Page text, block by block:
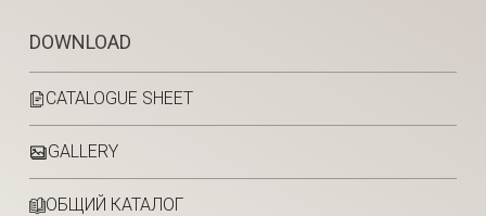
DOWNLOAD
CATALOGUE SHEET
GALLERY
ОБЩИЙ КАТАЛОГ